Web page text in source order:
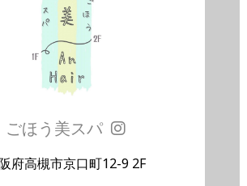
ごほう美スパ
府高槻市京口町12-9 2F